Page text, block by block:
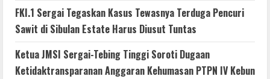
FKI.1 Sergai Tegaskan Kasus Tewasnya Terduga Pencuri
Sawit di Sibulan Estate Harus Diusut Tuntas
Ketua JMSI Sergai-Tebing Tinggi Soroti Dugaan
Ketidaktransparanan Anggaran Kehumasan PTPN IV Kebun